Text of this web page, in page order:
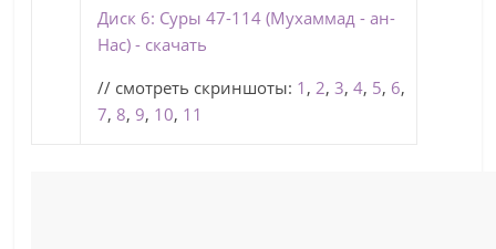
Диск 6: Суры 47-114 (Мухаммад - ан-
Нас) - скачать
// смотреть скриншоты: 1 ,2,3,4, 5, 6,
7,8,9, 10, 11